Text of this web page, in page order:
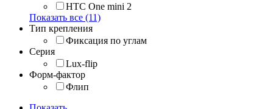
HTC One mini 2
Показать все (11)
Тип крепления
Фиксация по углам
Серия
Lux-flip
Форм-фактор
Флип